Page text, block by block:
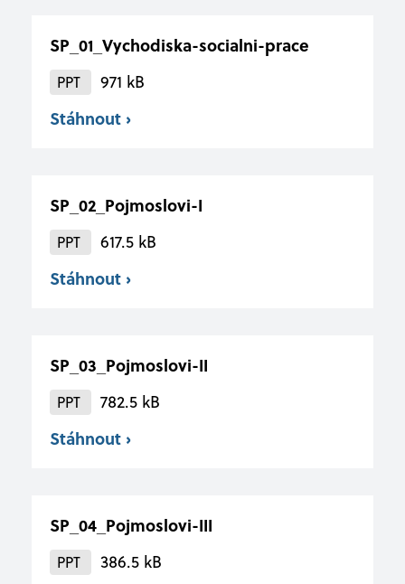
Právní činnost se zaměřením na
mezinárodní vztahy
Aktuality a kalendář akcí
vyhledávání
prak@prak.cz
SP_01_Vychodiska-socialni-prace
PPT 971 kB
Stáhnout ›
SP_02_Pojmoslovi-I
PPT 617.5 kB
Stáhnout ›
SP_03_Pojmoslovi-II
PPT 782.5 kB
Stáhnout ›
SP_04_Pojmoslovi-III
PPT 386.5 kB